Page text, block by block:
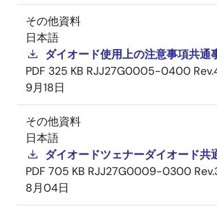
その他資料
日本語
ダイオード使用上の注意事項共通
PDF 325 KB RJJ27G0005-0400
9月18日
その他資料
日本語
ダイオードツェナーダイオード共
PDF 705 KB RJJ27G0009-0300
8月04日